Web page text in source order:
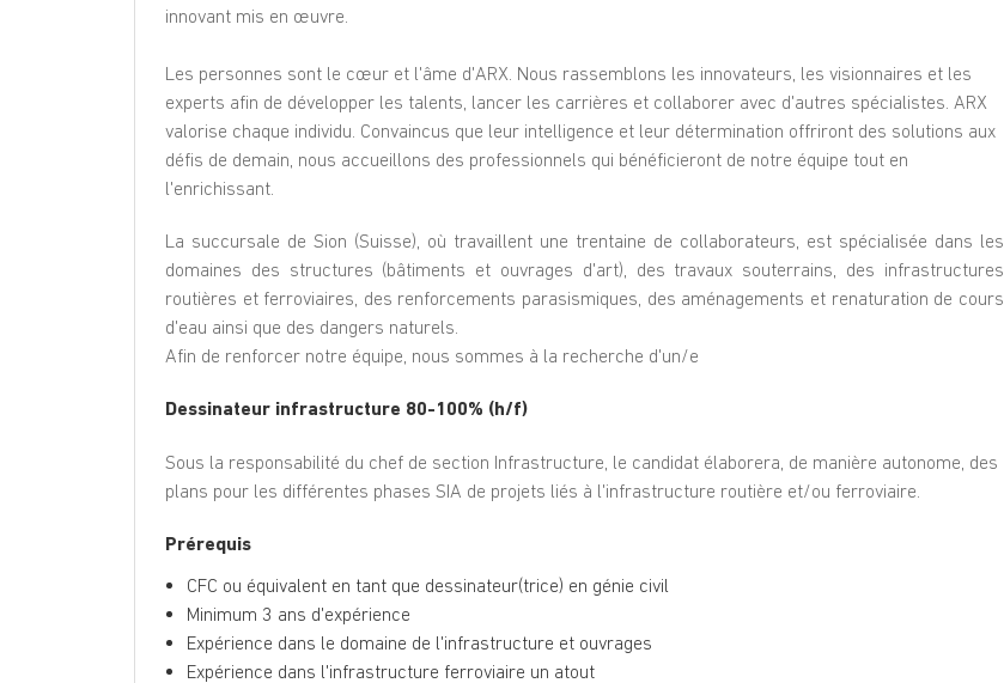
innovant mis en œuvre.
Les personnes sont le cœur et l'âme d'ARX. Nous rassemblons les innovateurs, les visionnaires et les
experts afin de développer les talents, lancer les carrières et collaborer avec d'autres spécialistes. ARX
valorise chaque individu. Convaincus que leur intelligence et leur détermination offriront des solutions aux
défis de demain, nous accueillons des professionnels qui bénéficieront de notre équipe tout en
l'enrichissant.
La succursale de Sion (Suisse), où travaillent une trentaine de collaborateurs, est spécialisée dans les
domaines des structures (bâtiments et ouvrages d'art), des travaux souterrains, des infrastructures
routières et ferroviaires, des renforcements parasismiques, des aménagements et renaturation de cours
d'eau ainsi que des dangers naturels.
Afin de renforcer notre équipe, nous sommes à la recherche d'un/e
Dessinateur infrastructure 80-100% (h/f)
Sous la responsabilité du chef de section Infrastructure, le candidat élaborera, de manière autonome, des
plans pour les différentes phases SIA de projets liés à l'infrastructure routière et/ou ferroviaire.
Prérequis
CFC ou équivalent en tant que dessinateur(trice) en génie civil
Minimum 3 ans d'expérience
Expérience dans le domaine de l'infrastructure et ouvrages
Expérience dans l'infrastructure ferroviaire un atout